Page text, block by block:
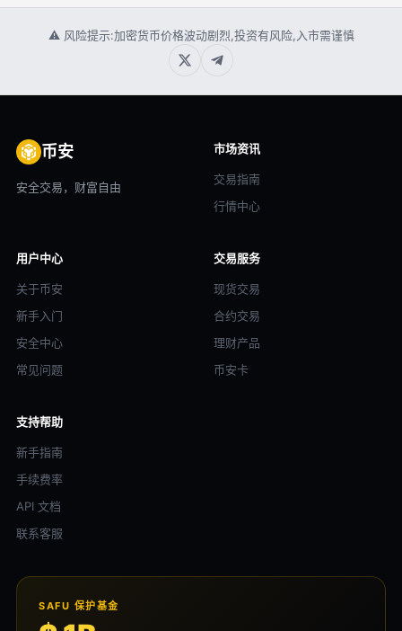
⚠ 风险提示:加密货币价格波动剧烈,投资有风险,入市需谨慎
币安
安全交易，财富自由
市场资讯
交易指南
行情中心
用户中心
关于币安
新手入门
安全中心
常见问题
交易服务
现货交易
合约交易
理财产品
币安卡
支持帮助
新手指南
手续费率
API 文档
联系客服
SAFU 保护基金